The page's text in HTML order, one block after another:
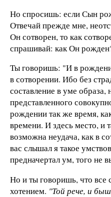
Но спросишь: если Сын
Отвечай прежде мне,
Он сотворен, то как
спрашивай: как Он
Ты говоришь: "И в
в сотворении. Ибо без
составление в уме
представленного
рождении так же время,
времени. И здесь место, и
возможна неудача, как в
вас слышал я такое
предначертал ум, того не
Но и ты говоришь, что все
хотением. "Той рече, и